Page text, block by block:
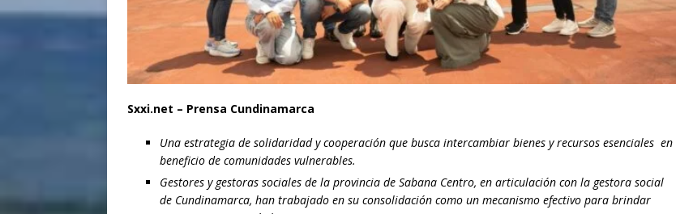
Sxxi.net – Prensa Cundinamarca
Una estrategia de solidaridad y cooperación que busca intercambiar bienes y recursos esenciales en
beneficio de comunidades vulnerables.
Gestores y gestoras sociales de la provincia de Sabana Centro, en articulación con la gestora social
de Cundinamarca, han trabajado en su consolidación como un mecanismo efectivo para brindar